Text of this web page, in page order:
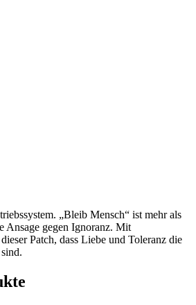
„Bleib Mensch“ ist mehr als
Ansage gegen Ignoranz. Mit
Patch, dass Liebe und Toleranz die